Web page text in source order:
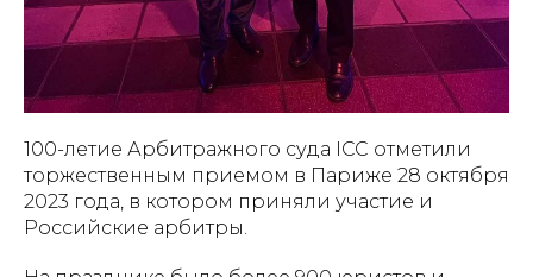
100-летие Арбитражного суда ICC отметили
торжественным приемом в Париже 28 октября
2023 года, в котором приняли участие и
Российские арбитры.